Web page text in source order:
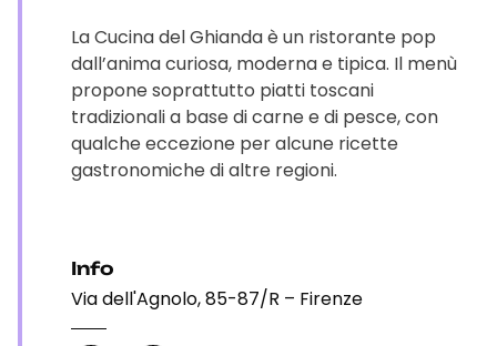
La Cucina del Ghianda è un ristorante pop
dall’anima curiosa, moderna e tipica. Il menù
propone soprattutto piatti toscani
tradizionali a base di carne e di pesce, con
qualche eccezione per alcune ricette
gastronomiche di altre regioni.
Info
Via dell'Agnolo, 85-87/R – Firenze